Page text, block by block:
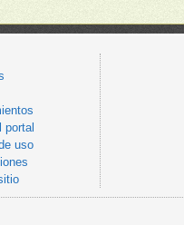
portal
uso